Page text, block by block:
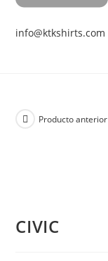
info@ktkshirts.com
Producto anterior
CIVIC